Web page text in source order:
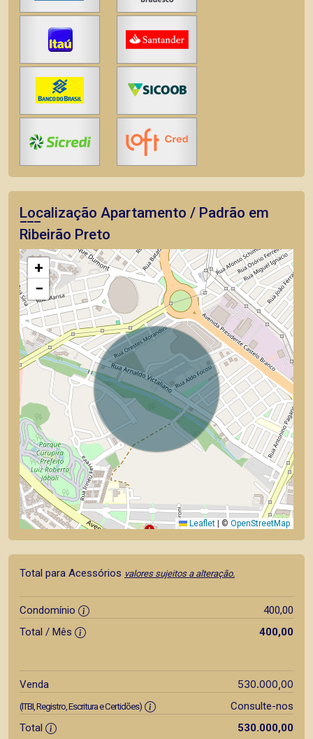
Localização Apartamento / Padrão em
Ribeirão Preto
+
−
Leaflet © OpenStreetMap
Total para Acessórios valores sujeitos a alteração.
Condomínio
400,00
Total / Mês
400,00
Venda 530.000,00
(ITBI, Registro, Escritura e Certidões)
Consulte-nos
Total
530.000,00